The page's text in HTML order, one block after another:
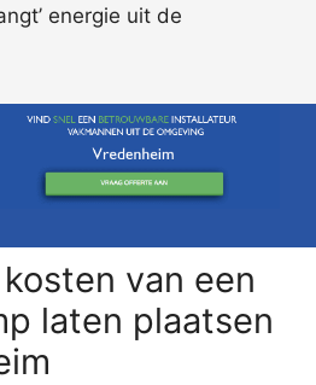
energie uit de
van een
laten plaatsen